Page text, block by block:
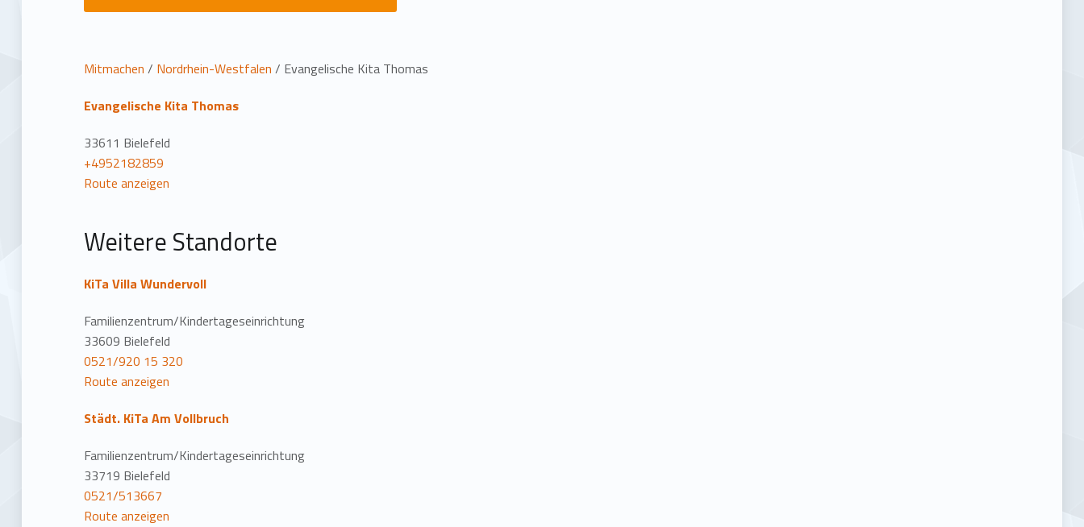
L
o
c
a
t
i
o
n
Mitmachen / Nordrhein-Westfalen / Evangelische Kita Thomas
Evangelische Kita Thomas
33611 Bielefeld
+4952182859
Route anzeigen
Weitere Standorte
KiTa Villa Wundervoll
Familienzentrum/Kindertageseinrichtung
33609 Bielefeld
0521/920 15 320
Route anzeigen
Städt. KiTa Am Vollbruch
Familienzentrum/Kindertageseinrichtung
33719 Bielefeld
0521/513667
Route anzeigen